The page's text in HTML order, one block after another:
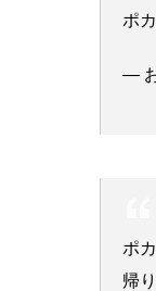
ポ
—
ポ
帰